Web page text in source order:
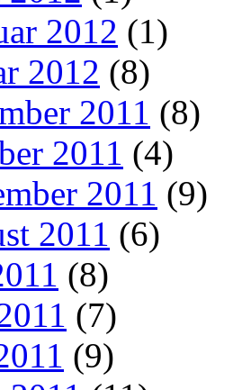
2012 (1)
2012 (8)
2011 (8)
2011 (4)
2011 (9)
2011 (6)
(8)
(7)
(9)